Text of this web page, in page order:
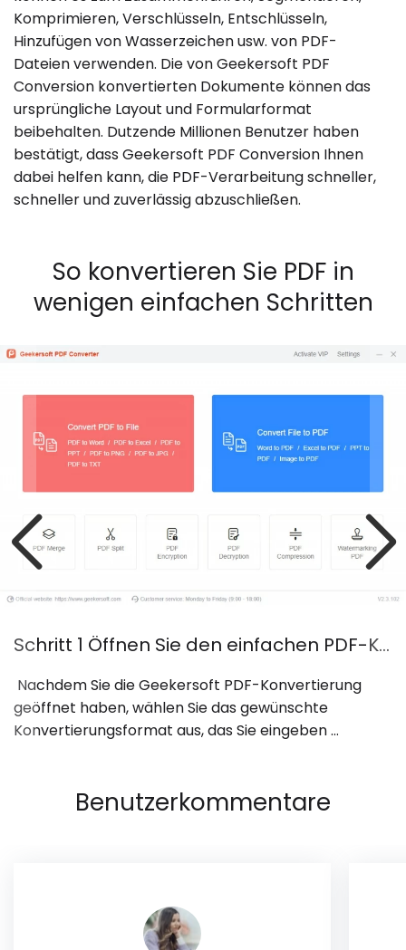
Komprimieren, Verschlüsseln, Entschlüsseln,
Hinzufügen von Wasserzeichen usw. von PDF-
Dateien verwenden. Die von Geekersoft PDF
Conversion konvertierten Dokumente können das
ursprüngliche Layout und Formularformat
beibehalten. Dutzende Millionen Benutzer haben
bestätigt, dass Geekersoft PDF Conversion Ihnen
dabei helfen kann, die PDF-Verarbeitung schneller,
schneller und zuverlässig abzuschließen.
So konvertieren Sie PDF in
wenigen einfachen Schritten
Schritt 1 Öffnen Sie den einfachen PDF-Konverter
Nachdem Sie die Geekersoft PDF-Konvertierung
geöffnet haben, wählen Sie das gewünschte
Konvertierungsformat aus, das Sie eingeben
Benutzerkommentare